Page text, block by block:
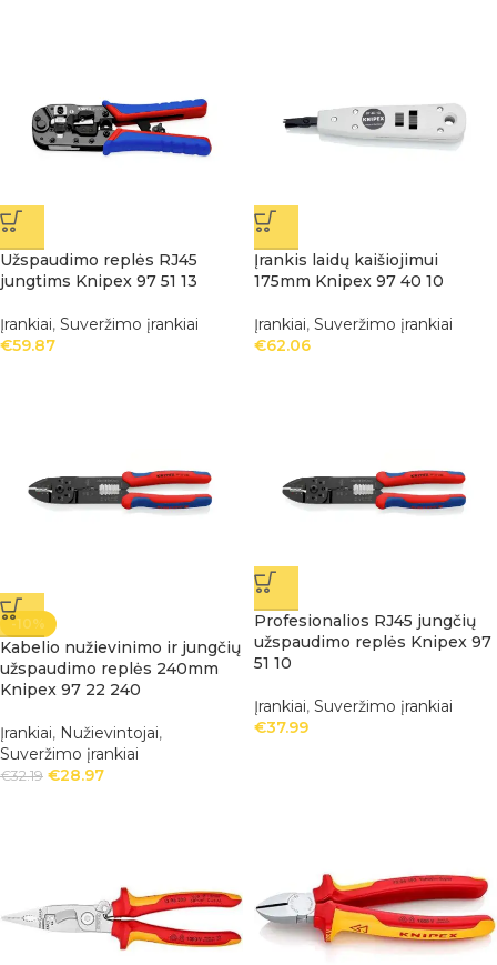
Užspaudimo replės RJ45
jungtims Knipex 97 51 13
Įrankiai, Suveržimo įrankiai
€59.87
Įrankis laidų kaišiojimui
175mm Knipex 97 40 10
Įrankiai, Suveržimo įrankiai
€62.06
-10%
Kabelio nužievinimo ir jungčių
užspaudimo replės 240mm
Knipex 97 22 240
Įrankiai, Nužievintojai,
Suveržimo įrankiai
€32.19 €28.97
Profesionalios RJ45 jungčių
užspaudimo replės Knipex 97
51 10
Įrankiai, Suveržimo įrankiai
€37.99